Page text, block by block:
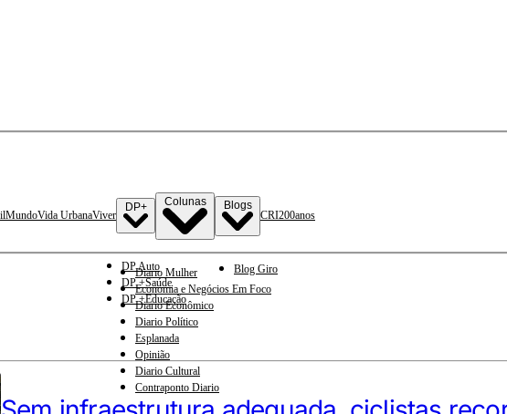
MundoVida UrbanaViver
DP+
DP Auto
DP +Saúde
DP +Educação
Colunas
Diario Mulher
Economia e Negócios Em Foco
Diario Econômico
Diario Político
Esplanada
Opinião
Diario Cultural
Contraponto Diario
Blogs
Blog Giro
CRI200anos